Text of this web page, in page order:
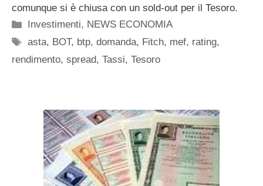
comunque si è chiusa con un sold-out per il Tesoro.
Categorie
Investimenti, NEWS ECONOMIA
Tag
asta, BOT, btp,domanda, Fitch, mef, rating,
rendimento, spread, Tassi, Tesoro